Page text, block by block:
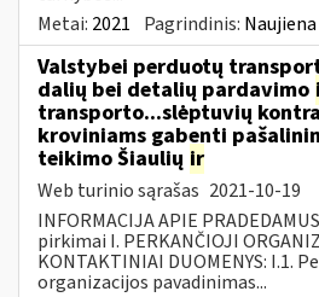
Metai: 2021 Pagrindinis: Naujiena
Valstybei perduotų
dalių bei detalių pardavimo
transporto...slėptuvių
kroviniams gabenti
teikimo Šiaulių ir
Web turinio sąrašas 2021-10-19
INFORMACIJA APIE
pirkimai I. PERKANČIOJI
KONTAKTINIAI DUOMENYS: I.1.
organizacijos pavadinimas...